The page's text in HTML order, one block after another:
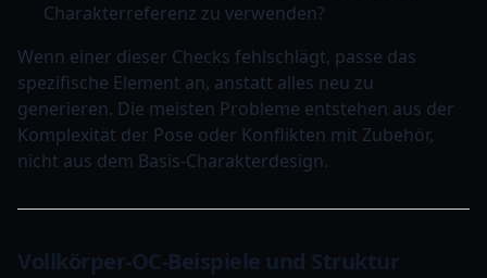
Charakterreferenz zu verwenden?
Wenn einer dieser Checks fehlschlägt, passe das
spezifische Element an, anstatt alles neu zu
generieren. Die meisten Probleme entstehen aus der
Komplexität der Pose oder Konflikten mit Zubehör,
nicht aus dem Basis-Charakterdesign.
Vollkörper-OC-Beispiele und Struktur